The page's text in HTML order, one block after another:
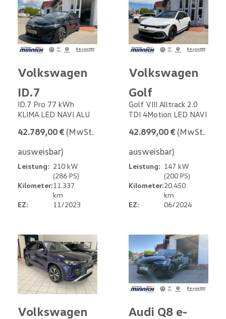
Volkswagen
ID.7
ID.7 Pro 77 kWh
KLIMA LED NAVI ALU
42.789,00 € (MwSt.
ausweisbar)
Leistung: 210 kW
(286 PS)
Kilometer:11.337
km
EZ:
11/2023
Volkswagen
Golf
Golf VIII Alltrack 2.0
TDI 4Motion LED NAVI
42.899,00 € (MwSt.
ausweisbar)
Leistung: 147 kW
(200 PS)
Kilometer:20.450
km
EZ:
06/2024
Volkswagen
Audi Q8 e-